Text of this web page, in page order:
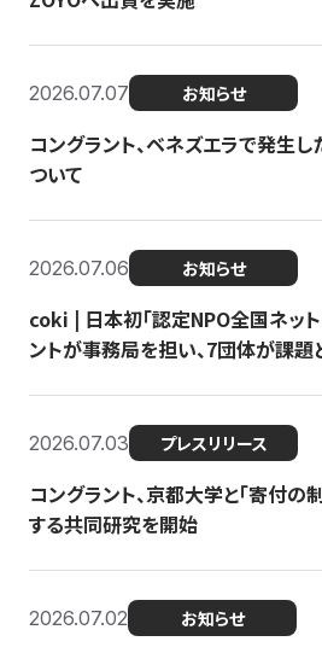
2026.07.07 お知らせ
コングラント、ベネズエラで発生
ついて
2026.07.06 お知らせ
coki | 日本初「認定NPO全国ネット
ントが事務局を担い、7団体が課題
2026.07.03 プレスリリース
コングラント、京都大学と「寄付の
する共同研究を開始
2026.07.02 お知らせ